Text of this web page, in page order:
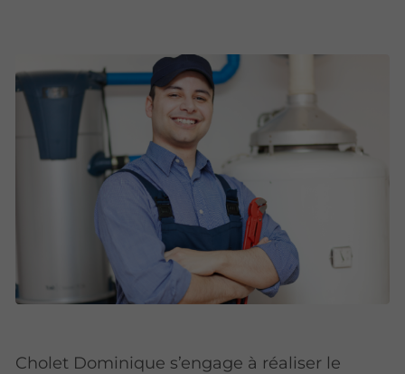
Cholet Dominique s’engage à réaliser le